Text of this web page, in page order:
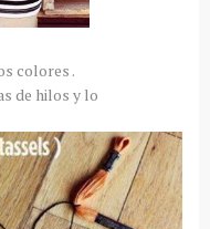
colores .
de hilos y lo